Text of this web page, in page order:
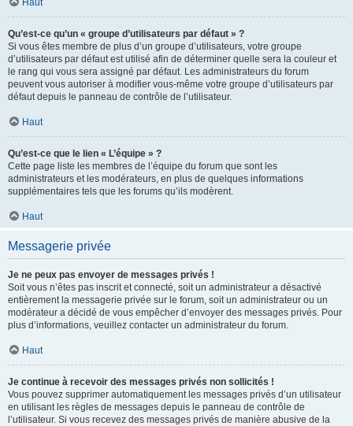
Haut
Qu’est-ce qu’un « groupe d’utilisateurs par défaut » ?
Si vous êtes membre de plus d’un groupe d’utilisateurs, votre groupe
d’utilisateurs par défaut est utilisé afin de déterminer quelle sera la couleur et
le rang qui vous sera assigné par défaut. Les administrateurs du forum
peuvent vous autoriser à modifier vous-même votre groupe d’utilisateurs par
défaut depuis le panneau de contrôle de l’utilisateur.
Haut
Qu’est-ce que le lien « L’équipe » ?
Cette page liste les membres de l’équipe du forum que sont les
administrateurs et les modérateurs, en plus de quelques informations
supplémentaires tels que les forums qu’ils modèrent.
Haut
Messagerie privée
Je ne peux pas envoyer de messages privés !
Soit vous n’êtes pas inscrit et connecté, soit un administrateur a désactivé
entièrement la messagerie privée sur le forum, soit un administrateur ou un
modérateur a décidé de vous empêcher d’envoyer des messages privés. Pour
plus d’informations, veuillez contacter un administrateur du forum.
Haut
Je continue à recevoir des messages privés non sollicités !
Vous pouvez supprimer automatiquement les messages privés d’un utilisateur
en utilisant les règles de messages depuis le panneau de contrôle de
l’utilisateur. Si vous recevez des messages privés de manière abusive de la